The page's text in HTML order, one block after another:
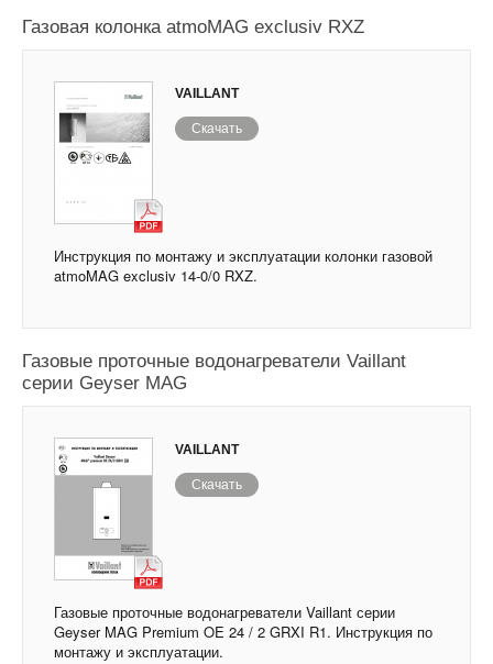
Газовая колонка atmoMAG exclusiv RXZ
VAILLANT
Скачать
Инструкция по монтажу и эксплуатации колонки газовой
atmoMAG exclusiv 14-0/0 RXZ.
Газовые проточные водонагреватели Vaillant
серии Geyser MAG
VAILLANT
Скачать
Газовые проточные водонагреватели Vaillant серии
Geyser MAG Premium OE 24 / 2 GRXI R1. Инструкция по
монтажу и эксплуатации.